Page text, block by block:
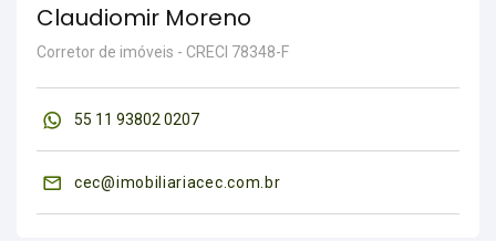
Claudiomir Moreno
Corretor de imóveis - CRECI 78348-F
55 11 93802 0207
cec@imobiliariacec.com.br